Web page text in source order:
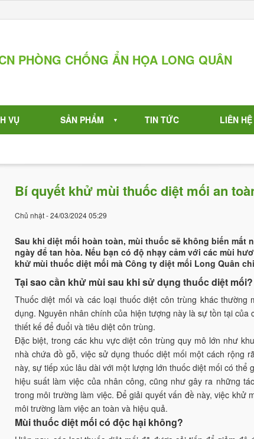
PHÒNG CHỐNG ẨN HỌA LONG QUÂN
VỤ SẢN PHẨM ▼ TIN TỨC LIÊN HỆ
Bí quyết khử mùi thuốc diệt mối an
Chủ nhật - 24/03/2024 05:29
Sau khi diệt mối hoàn toàn, mùi thuốc sẽ không biến mất
ngày để tan hòa. Nếu bạn có độ nhạy cảm với các mùi
khử mùi thuốc diệt mối mà Công ty diệt mối Long Quân
Tại sao cần khử mùi sau khi sử dụng thuốc diệt mối?
Thuốc diệt mối và các loại thuốc diệt côn trùng khác
dụng. Nguyên nhân chính của hiện tượng này là sự tồn tại
thiết kế để đuổi và tiêu diệt côn trùng.
Đặc biệt, trong các khu vực diệt côn trùng quy mô lớn như
nhà chứa đồ gỗ, việc sử dụng thuốc diệt mối một cách rộng
này, sự tiếp xúc lâu dài với một lượng lớn thuốc diệt mối có thể
hiệu suất làm việc của nhân công, cũng như gây ra những
trong môi trường làm việc. Để giải quyết vấn đề này, việc khử
môi trường làm việc an toàn và hiệu quả.
Mùi thuốc diệt mối có độc hại không?